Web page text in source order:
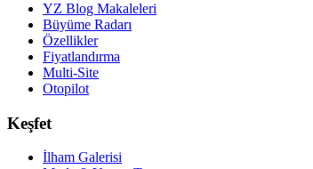
YZ Blog Makaleleri
Büyüme Radarı
Özellikler
Fiyatlandırma
Multi-Site
Otopilot
Keşfet
İlham Galerisi